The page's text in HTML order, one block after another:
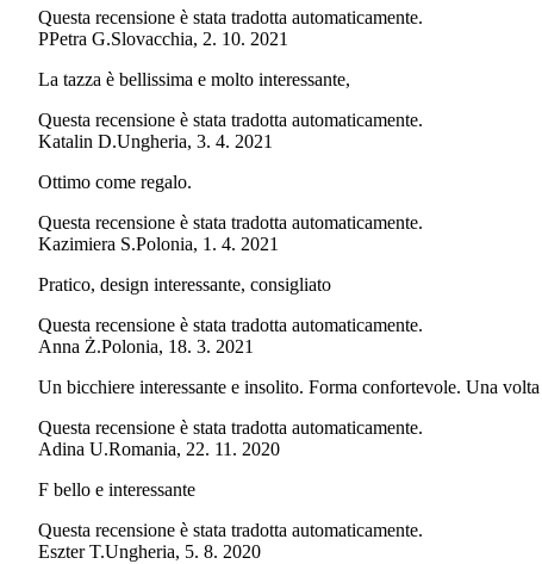
Questa recensione è stata tradotta automaticamente.
PPetra G.Slovacchia, 2. 10. 2021
La tazza è bellissima e molto interessante,
Questa recensione è stata tradotta automaticamente.
Katalin D.Ungheria, 3. 4. 2021
Ottimo come regalo.
Questa recensione è stata tradotta automaticamente.
Kazimiera S.Polonia, 1. 4. 2021
Pratico, design interessante, consigliato
Questa recensione è stata tradotta automaticamente.
Anna Ż.Polonia, 18. 3. 2021
Un bicchiere interessante e insolito. Forma confortevole. Una
Questa recensione è stata tradotta automaticamente.
Adina U.Romania, 22. 11. 2020
F bello e interessante
Questa recensione è stata tradotta automaticamente.
Eszter T.Ungheria, 5. 8. 2020